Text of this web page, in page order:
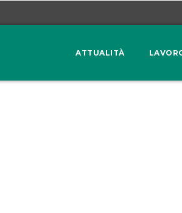
ATTUALITÀ